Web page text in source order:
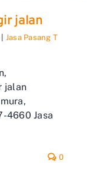
jalan
Jasa Pasang T
jalan
4660 Jasa
0